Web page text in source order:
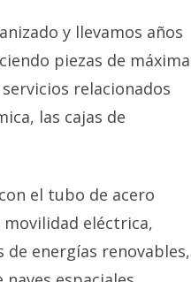
y llevamos años
piezas de máxima
relacionados
las cajas de
el tubo de acero
movilidad eléctrica,
energías renovables,